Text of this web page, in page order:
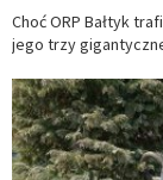
Choć ORP Bałtyk
jego trzy